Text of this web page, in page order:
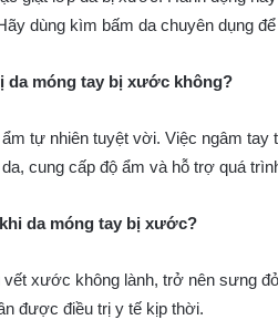
dùng kìm bấm da chuyên dụng
da móng tay bị xước không?
tự nhiên tuyệt vời. Việc ngâm tay
cung cấp độ ẩm và hỗ trợ quá
da móng tay bị xước?
xước không lành, trở nên sưng
được điều trị y tế kịp thời.